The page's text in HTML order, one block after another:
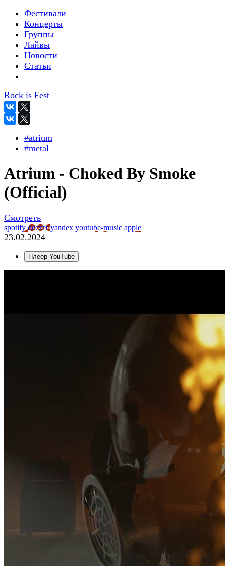
Фестивали
Концерты
Группы
Лайвы
Новости
Статьи
Rock is Fest
#atrium
#metal
Atrium - Choked By Smoke
(Official)
Смотреть
spotifydeezeryandex youtube-music apple
23.02.2024
Плеер YouTube